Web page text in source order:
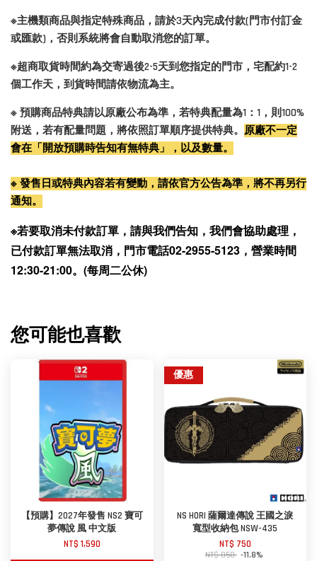
※主機類商品與指定特殊商品，請於3天內完成付款(門市付訂金
或匯款)，否則系統將會自動取消您的訂單。
※超商取貨時間約為交寄過後2-5天到您指定的門市，宅配約1-2
個工作天，到貨時間請依物流為主。
※ 預購商品特典請以原廠公布為準，若特典配量為1：1，則100%
附送，若有配量問題，將依照訂單順序提供特典。 原廠不一定
會在「開放預購時告知有無特典」，以及數量。
※ 發售日或特典內容若有變動，請依官方公告為準，將不再另行
通知。
※若要取消未付款訂單，請與我們告知，我們會協助處理，
已付款訂單無法取消，門市電話02-2955-5123，營業時間
12:30-21:00。(每周二公休)
您可能也喜歡
【預購】2027年發售 NS2 寶可
夢傳說 風 中文版
NT$ 1,590
優惠
NS HORI 薩爾達傳說 王國之淚
寬型收納包 NSW-435
NT$ 750
NT$ 850 -11.8%